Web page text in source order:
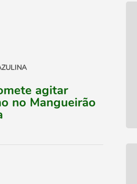
agitar
no Mangueirão